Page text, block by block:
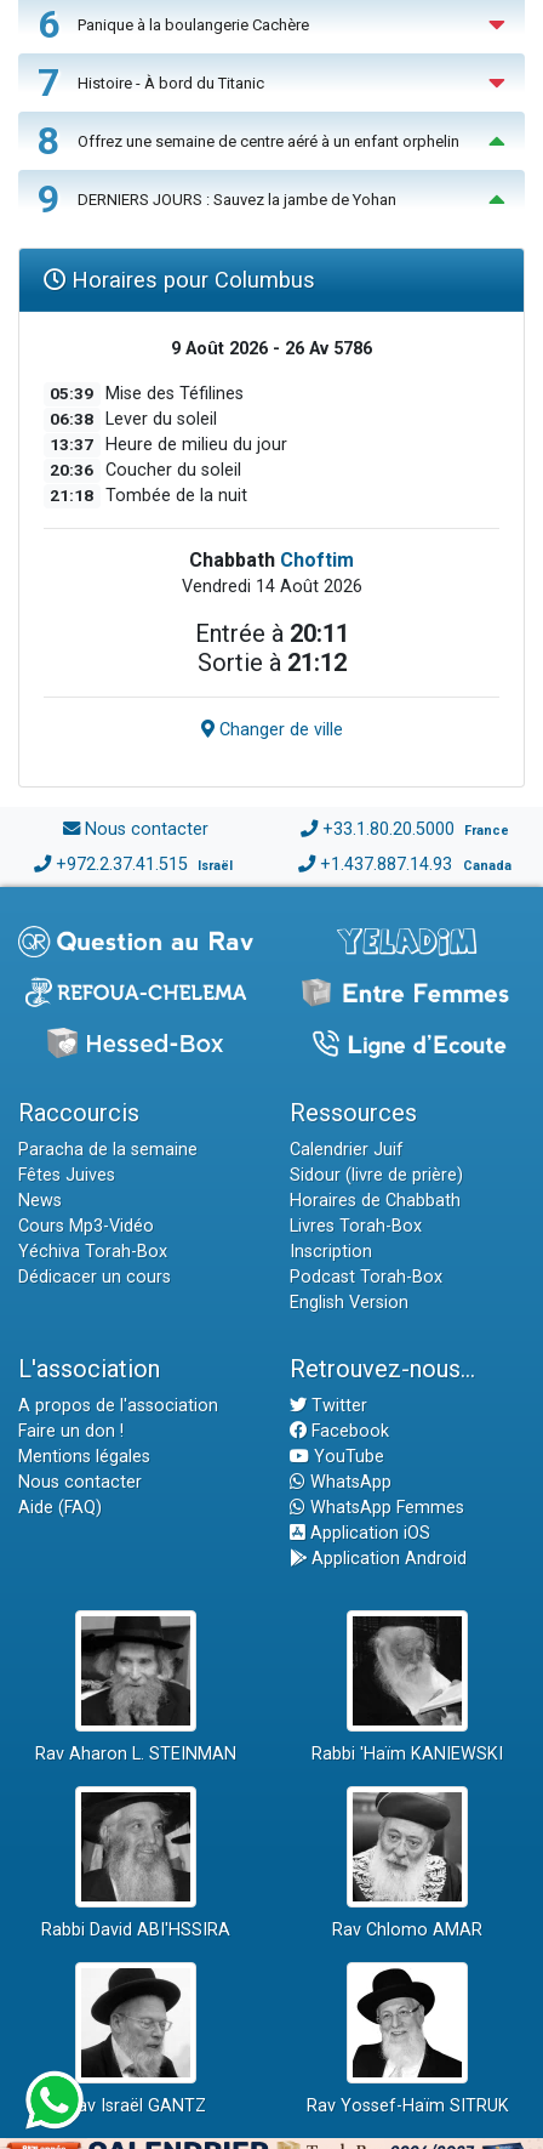
6 Panique à la boulangerie Cachère
7 Histoire - À bord du Titanic
8 Offrez une semaine de centre aéré à un enfant orphelin
9 DERNIERS JOURS : Sauvez la jambe de Yohan
Horaires pour Columbus
9 Août 2026 - 26 Av 5786
05:39 Mise des Téfilines
06:38 Lever du soleil
13:37 Heure de milieu du jour
20:36 Coucher du soleil
21:18 Tombée de la nuit
Chabbath Choftim
Vendredi 14 Août 2026
Entrée à 20:11
Sortie à 21:12
Changer de ville
Nous contacter +33.1.80.20.5000 France
+972.2.37.41.515 Israël +1.437.887.14.93 Canada
Raccourcis
Paracha de la semaine
Fêtes Juives
News
Cours Mp3-Vidéo
Yéchiva Torah-Box
Dédicacer un cours
Ressources
Calendrier Juif
Sidour (livre de prière)
Horaires de Chabbath
Livres Torah-Box
Inscription
Podcast Torah-Box
English Version
L'association
A propos de l'association
Faire un don !
Mentions légales
Nous contacter
Aide (FAQ)
Retrouvez-nous...
Twitter
Facebook
YouTube
WhatsApp
WhatsApp Femmes
Application iOS
Application Android
Rav Aharon L. STEINMAN Rabbi 'Haïm KANIEWSKI
Rabbi David ABI'HSSIRA Rav Chlomo AMAR
Rav Israël GANTZ Rav Yossef-Haïm SITRUK